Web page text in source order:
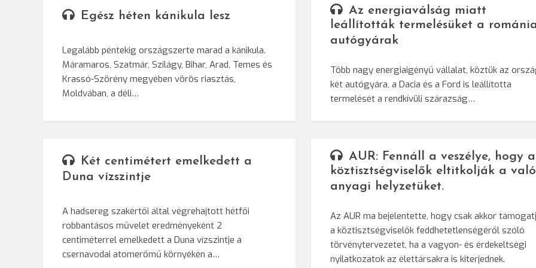
Egész héten kánikula lesz
Legalább péntekig országszerte marad a kánikula.
Máramaros, Szatmár, Szilágy, Bihar, Arad, Temes és
Krassó-Szörény megyében vörös riasztás,
Moldvában, a déli…
Az energiaválság miatt
leállították termelésüket a
autógyárak
Több nagy energiaigényű vállalat, köztük az
két autógyára, a Dacia és a Ford is leállította
termelését a rendkívüli szárazság…
Két centimétert emelkedett a
Duna vízszintje
A hadsereg szakértői által végrehajtott hétfői
robbantásos művelet eredményeként 2
centiméterrel emelkedett a Duna vízszintje a
csernavodai atomerőmű környékén a…
AUR: Fennáll a veszélye, hogy a
köztisztségviselők eltitkolják a
anyagi helyzetüket.
Az AUR ma bejelentette, hogy csak akkor
a köztisztségviselők feddhetetlenségéről szóló
törvénytervezetet, ha a vagyon- és érdekeltségi
nyilatkozatok az élettársakra is kiterjednek.